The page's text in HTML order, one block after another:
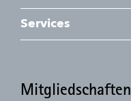
Services
Mitgliedschaften